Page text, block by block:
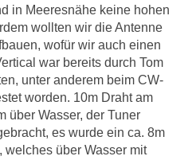
in Meeresnähe keine hohen
wollten wir die Antenne
wofür wir auch einen
war bereits durch Tom
unter anderem beim CW-
worden. 10m Draht am
über Wasser, der Tuner
es wurde ein ca. 8m
welches über Wasser mit